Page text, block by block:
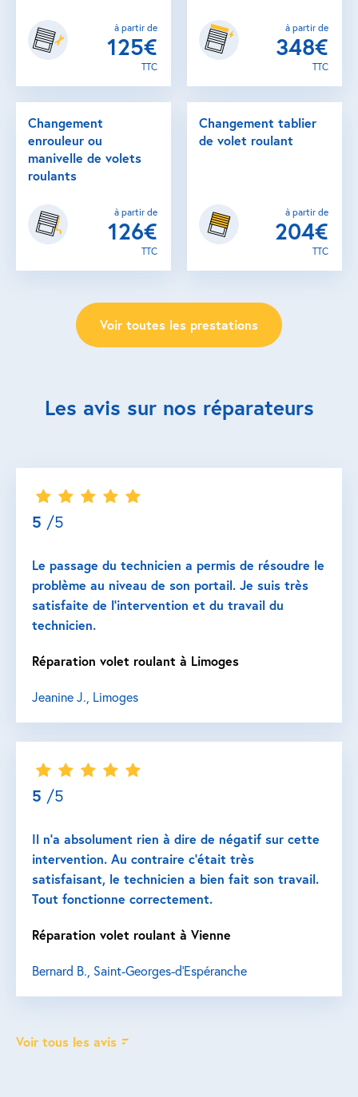
à partir de
125€
TTC
à partir de
348€
TTC
Changement
enrouleur ou
manivelle de volets
roulants
à partir de
126€
TTC
Changement tablier
de volet roulant
à partir de
204€
TTC
Voir toutes les prestations
Les avis sur nos réparateurs
5 /5
Le passage du technicien a permis de résoudre le
problème au niveau de son portail. Je suis très
satisfaite de l’intervention et du travail du
technicien.
Réparation volet roulant à Limoges
Jeanine J., Limoges
5 /5
Il n’a absolument rien à dire de négatif sur cette
intervention. Au contraire c’était très
satisfaisant, le technicien a bien fait son travail.
Tout fonctionne correctement.
Réparation volet roulant à Vienne
Bernard B., Saint-Georges-d'Espéranche
Voir tous les avis